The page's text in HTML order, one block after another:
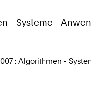
- Systeme -
: Algorithmen -